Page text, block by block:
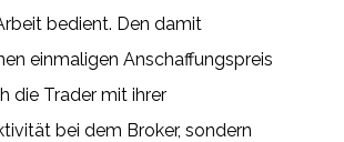
bedient. Den damit
einmaligen Anschaffungspreis
die Trader mit ihrer
bei dem Broker, sondern